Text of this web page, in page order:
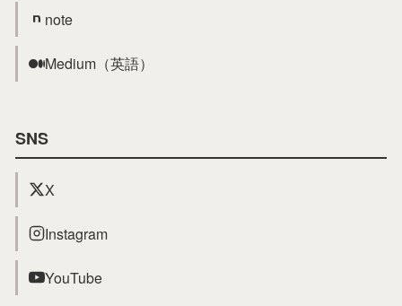
note
Medium（英語）
SNS
X
Instagram
YouTube